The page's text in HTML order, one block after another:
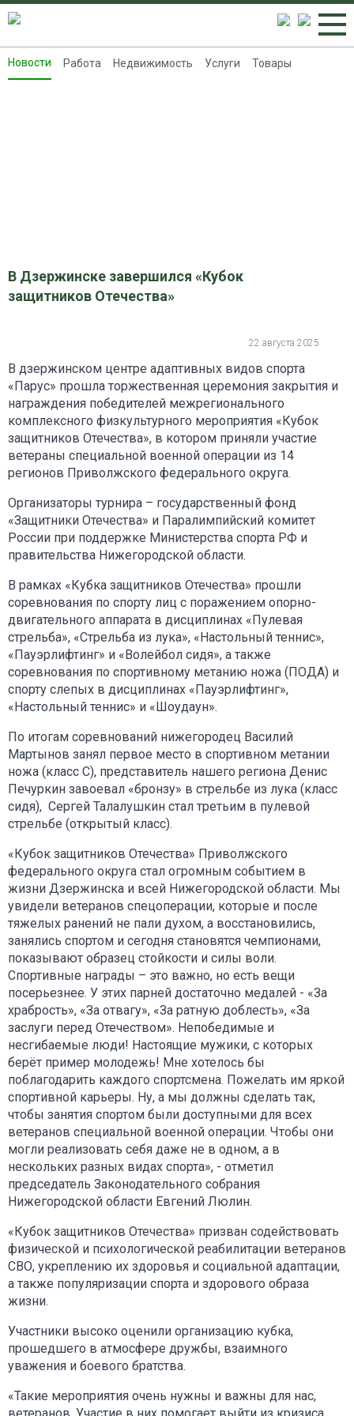
Новости
Новости Работа Недвижимость Услуги Товары
В Дзержинске завершился «Кубок
защитников Отечества»
22 августа 2025
В дзержинском центре адаптивных видов спорта
«Парус» прошла торжественная церемония закрытия и
награждения победителей межрегионального
комплексного физкультурного мероприятия «Кубок
защитников Отечества», в котором приняли участие
ветераны специальной военной операции из 14
регионов Приволжского федерального округа.
Организаторы турнира – государственный фонд
«Защитники Отечества» и Паралимпийский комитет
России при поддержке Министерства спорта РФ и
правительства Нижегородской области.
В рамках «Кубка защитников Отечества» прошли
соревнования по спорту лиц с поражением опорно-
двигательного аппарата в дисциплинах «Пулевая
стрельба», «Стрельба из лука», «Настольный теннис»,
«Пауэрлифтинг» и «Волейбол сидя», а также
соревнования по спортивному метанию ножа (ПОДА) и
спорту слепых в дисциплинах «Пауэрлифтинг»,
«Настольный теннис» и «Шоудаун».
По итогам соревнований нижегородец Василий
Мартынов занял первое место в спортивном метании
ножа (класс С), представитель нашего региона Денис
Печуркин завоевал «бронзу» в стрельбе из лука (класс
сидя), Сергей Талалушкин стал третьим в пулевой
стрельбе (открытый класс).
«Кубок защитников Отечества» Приволжского
федерального округа стал огромным событием в
жизни Дзержинска и всей Нижегородской области. Мы
увидели ветеранов спецоперации, которые и после
тяжелых ранений не пали духом, а восстановились,
занялись спортом и сегодня становятся чемпионами,
показывают образец стойкости и силы воли.
Спортивные награды – это важно, но есть вещи
посерьезнее. У этих парней достаточно медалей - «За
храбрость», «За отвагу», «За ратную доблесть», «За
заслуги перед Отечеством». Непобедимые и
несгибаемые люди! Настоящие мужики, с которых
берёт пример молодежь! Мне хотелось бы
поблагодарить каждого спортсмена. Пожелать им яркой
спортивной карьеры. Ну, а мы должны сделать так,
чтобы занятия спортом были доступными для всех
ветеранов специальной военной операции. Чтобы они
могли реализовать себя даже не в одном, а в
нескольких разных видах спорта», - отметил
председатель Законодательного собрания
Нижегородской области Евгений Люлин.
«Кубок защитников Отечества» призван содействовать
физической и психологической реабилитации ветеранов
СВО, укреплению их здоровья и социальной адаптации,
а также популяризации спорта и здорового образа
жизни.
Участники высоко оценили организацию кубка,
прошедшего в атмосфере дружбы, взаимного
уважения и боевого братства.
«Такие мероприятия очень нужны и важны для нас,